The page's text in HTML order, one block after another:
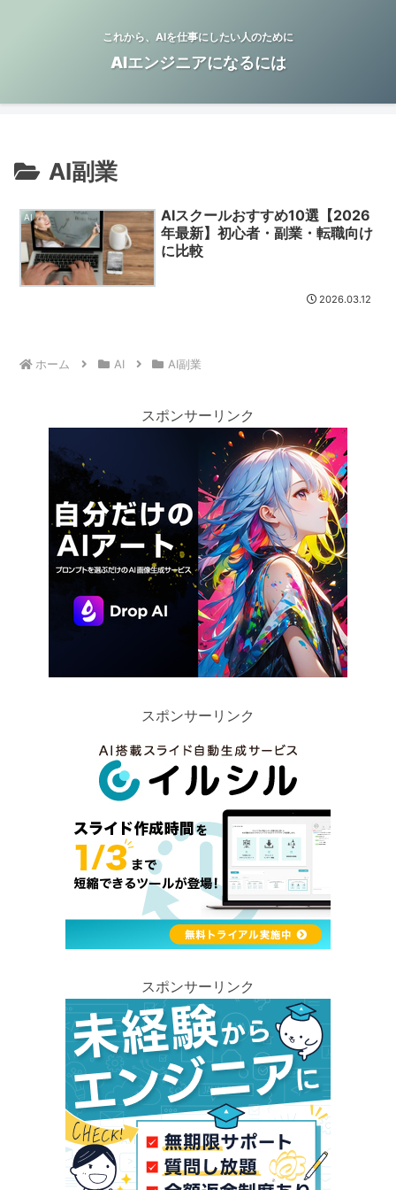
これから、AIを仕事にしたい人のために
AIエンジニアになるには
AI副業
AI
AIスクールおすすめ10選【2026
年最新】初心者・副業・転職向け
に比較
2026.03.12
ホーム AI AI副業
スポンサーリンク
スポンサーリンク
スポンサーリンク